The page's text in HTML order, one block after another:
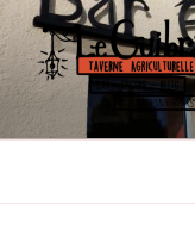
Aller
au
contenu
principal
LE
Taverne